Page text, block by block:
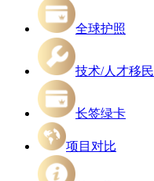
全球护照
技术/人才移民
长签绿卡
项目对比